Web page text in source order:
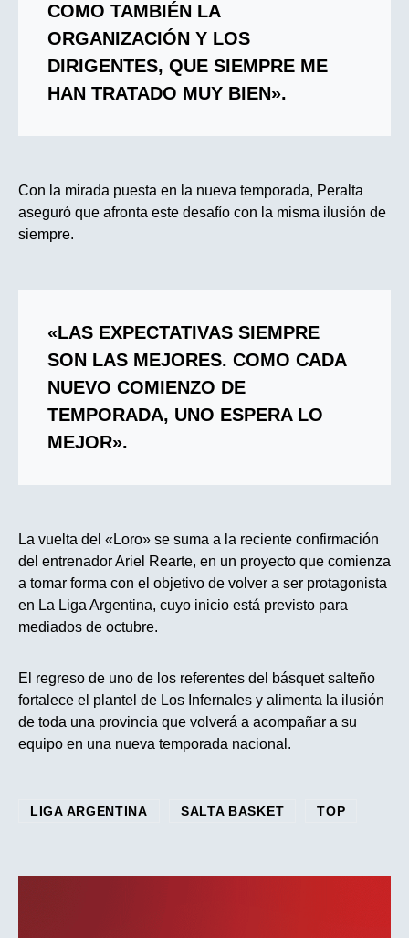
COMO TAMBIÉN LA
ORGANIZACIÓN Y LOS
DIRIGENTES, QUE SIEMPRE ME
HAN TRATADO MUY BIEN».
Con la mirada puesta en la nueva temporada, Peralta
aseguró que afronta este desafío con la misma ilusión de
siempre.
«LAS EXPECTATIVAS SIEMPRE
SON LAS MEJORES. COMO CADA
NUEVO COMIENZO DE
TEMPORADA, UNO ESPERA LO
MEJOR».
La vuelta del «Loro» se suma a la reciente confirmación
del entrenador Ariel Rearte, en un proyecto que comienza
a tomar forma con el objetivo de volver a ser protagonista
en La Liga Argentina, cuyo inicio está previsto para
mediados de octubre.
El regreso de uno de los referentes del básquet salteño
fortalece el plantel de Los Infernales y alimenta la ilusión
de toda una provincia que volverá a acompañar a su
equipo en una nueva temporada nacional.
LIGA ARGENTINA SALTA BASKET TOP